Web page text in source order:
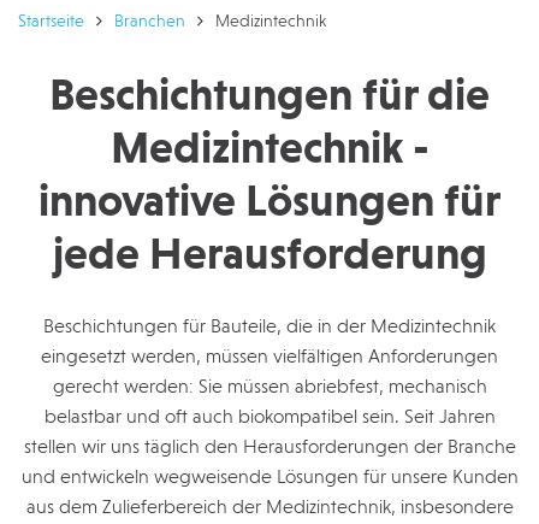
Startseite Branchen Medizintechnik
Beschichtungen für die
Medizintechnik -
innovative Lösungen für
jede Heraus­forderung
Beschichtungen für Bauteile, die in der Medizintechnik
eingesetzt werden, müssen vielfältigen Anforderungen
gerecht werden: Sie müssen abriebfest, mechanisch
belastbar und oft auch biokompatibel sein. Seit Jahren
stellen wir uns täglich den Herausforderungen der Branche
und entwickeln wegweisende Lösungen für unsere Kunden
aus dem Zulieferbereich der Medizintechnik, insbesondere